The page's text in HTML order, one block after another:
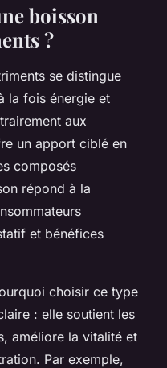
boisson
?
se distingue
la fois énergie et
aux
un apport ciblé en
composés
répond à la
et bénéfices
choisir ce type
: elle soutient les
améliore la vitalité et
Par exemple,